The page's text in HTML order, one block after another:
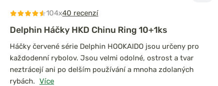
104x40 recenzí
Delphin Háčky HKD Chinu Ring 10+1ks
Háčky červené série Delphin HOOKAIDO jsou určeny pro
každodenní rybolov. Jsou velmi odolné, ostrost a tvar
neztrácejí ani po delším používání a mnoha zdolaných
rybách. Více